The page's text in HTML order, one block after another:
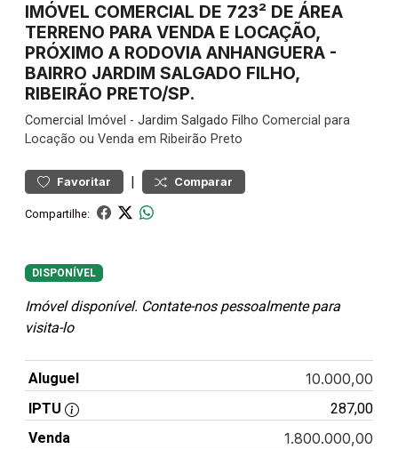
IMÓVEL COMERCIAL DE 723² DE ÁREA
TERRENO PARA VENDA E LOCAÇÃO,
PRÓXIMO A RODOVIA ANHANGUERA -
BAIRRO JARDIM SALGADO FILHO,
RIBEIRÃO PRETO/SP.
Comercial Imóvel - Jardim Salgado Filho Comercial para
Locação ou Venda em Ribeirão Preto
Favoritar | Comparar
Compartilhe:
DISPONÍVEL
Imóvel disponível. Contate-nos pessoalmente para
visita-lo
Aluguel 10.000,00
IPTU
287,00
Venda
1.800.000,00